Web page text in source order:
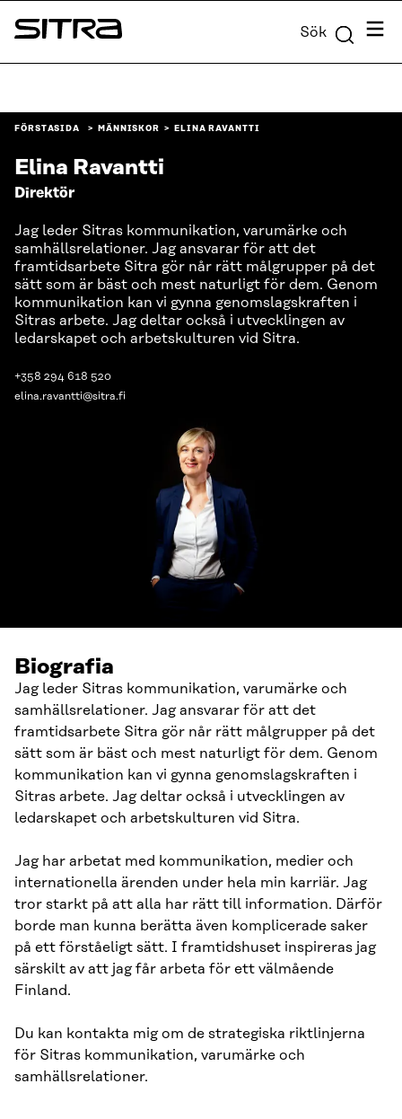
Skip to
content
Sitra Sök Meny
FÖRSTASIDA MÄNNISKOR ELINA RAVANTTI
Elina Ravantti
Direktör
Jag leder Sitras kommunikation, varumärke och
samhällsrelationer. Jag ansvarar för att det
framtidsarbete Sitra gör når rätt målgrupper på det
sätt som är bäst och mest naturligt för dem. Genom
kommunikation kan vi gynna genomslagskraften i
Sitras arbete. Jag deltar också i utvecklingen av
ledarskapet och arbetskulturen vid Sitra.
+358 294 618 520
elina.ravantti@sitra.fi
Biografia
Jag leder Sitras kommunikation, varumärke och
samhällsrelationer. Jag ansvarar för att det
framtidsarbete Sitra gör når rätt målgrupper på det
sätt som är bäst och mest naturligt för dem. Genom
kommunikation kan vi gynna genomslagskraften i
Sitras arbete. Jag deltar också i utvecklingen av
ledarskapet och arbetskulturen vid Sitra.
Jag har arbetat med kommunikation, medier och
internationella ärenden under hela min karriär. Jag
tror starkt på att alla har rätt till information. Därför
borde man kunna berätta även komplicerade saker
på ett förståeligt sätt. I framtidshuset inspireras jag
särskilt av att jag får arbeta för ett välmående
Finland.
Du kan kontakta mig om de strategiska riktlinjerna
för Sitras kommunikation, varumärke och
samhällsrelationer.